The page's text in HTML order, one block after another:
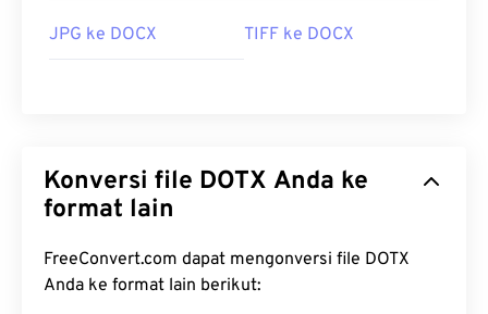
JPG ke DOCX TIFF ke DOCX
Konversi file DOTX Anda ke
format lain
FreeConvert.com dapat mengonversi file DOTX
Anda ke format lain berikut: